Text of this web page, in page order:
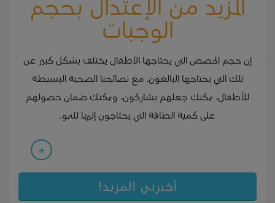
الوجبات
إن حجم الحصص التي يحتاجها الأطفال يختلف بشكل كبير عن
تلك التي يحتاجها البالغون. مع نصائحنا الصحية البسيطة
للأطفال، يمكنك جعلهم يشاركون، ويمكنك ضمان حصولهم
على كمية الطاقة التي يحتاجون إليها للنمو.
+
أخبرني المزيد!